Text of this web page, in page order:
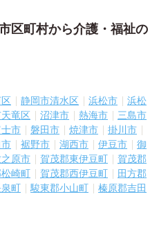
区町村から介護・福祉の
静岡市清水区 浜松市
浜松
竜区 沼津市 熱海市
三島市
市 磐田市 焼津市
掛川市
裾野市 湖西市 伊豆市
御
原市 賀茂郡東伊豆町
賀茂郡
崎町 賀茂郡西伊豆町
田方郡
町 駿東郡小山町
榛原郡吉田